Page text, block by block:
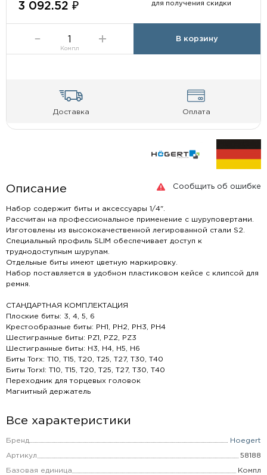
3 092.52 ₽
для получения скидки
Компл
В корзину
Доставка Оплата
Сообщить об ошибке
Описание
Набор содержит биты и аксессуары 1/4".
Рассчитан на профессиональное применение с шуруповертами.
Изготовлены из высококачественной легированной стали S2.
Специальный профиль SLIM обеспечивает доступ к
труднодоступным шурупам.
Отдельные биты имеют цветную маркировку.
Набор поставляется в удобном пластиковом кейсе с клипсой для
ремня.
СТАНДАРТНАЯ КОМПЛЕКТАЦИЯ
Плоские биты: 3, 4, 5, 6
Крестообразные биты: PH1, PH2, PH3, PH4
Шестигранные биты: PZ1, PZ2, PZ3
Шестигранные биты: H3, H4, H5, H6
Биты Torx: T10, T15, T20, T25, T27, T30, T40
Биты Torxl: T10, T15, T20, T25, T27, T30, T40
Переходник для торцевых головок
Магнитный держатель
Все характеристики
Бренд Hoegert
Артикул 58188
Базовая единица Компл